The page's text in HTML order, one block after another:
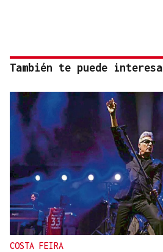
También te puede
COSTA FEIRA